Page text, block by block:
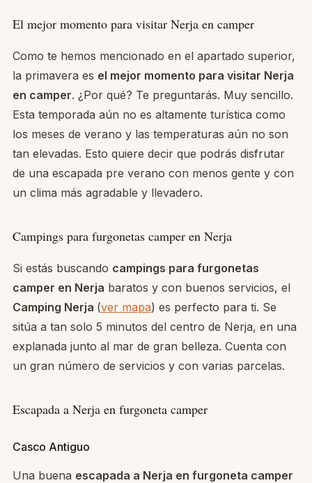
El mejor momento para visitar Nerja en camper
Como te hemos mencionado en el apartado superior,
la primavera es el mejor momento para visitar Nerja
en camper. ¿Por qué? Te preguntarás. Muy sencillo.
Esta temporada aún no es altamente turística como
los meses de verano y las temperaturas aún no son
tan elevadas. Esto quiere decir que podrás disfrutar
de una escapada pre verano con menos gente y con
un clima más agradable y llevadero.
Campings para furgonetas camper en Nerja
Si estás buscando campings para furgonetas
camper en Nerja baratos y con buenos servicios, el
Camping Nerja (ver mapa) es perfecto para ti. Se
sitúa a tan solo 5 minutos del centro de Nerja, en una
explanada junto al mar de gran belleza. Cuenta con
un gran número de servicios y con varias parcelas.
Escapada a Nerja en furgoneta camper
Casco Antiguo
Una buena escapada a Nerja en furgoneta camper